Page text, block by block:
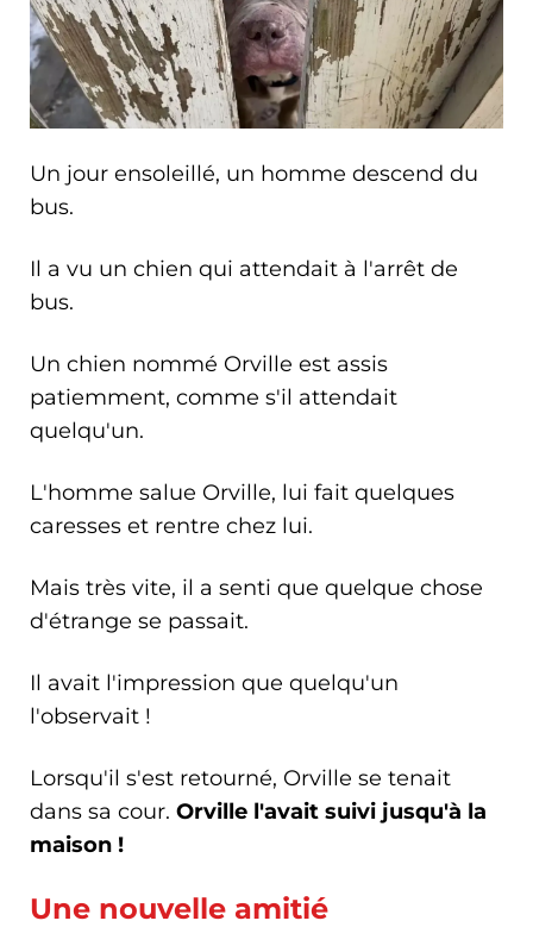
Un jour ensoleillé, un homme descend du
bus.
Il a vu un chien qui attendait à l'arrêt de
bus.
Un chien nommé Orville est assis
patiemment, comme s'il attendait
quelqu'un.
L'homme salue Orville, lui fait quelques
caresses et rentre chez lui.
Mais très vite, il a senti que quelque chose
d'étrange se passait.
Il avait l'impression que quelqu'un
l'observait !
Lorsqu'il s'est retourné, Orville se tenait
dans sa cour. Orville l'avait suivi jusqu'à la
maison !
Une nouvelle amitié